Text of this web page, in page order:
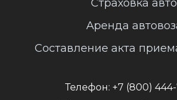
Страховка авто
Аренда
Составление акта
Телефон: +7 (800)